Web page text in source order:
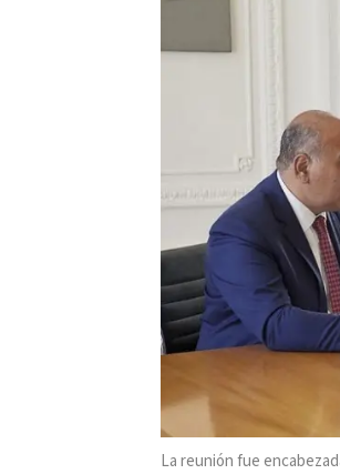
La reunión fue